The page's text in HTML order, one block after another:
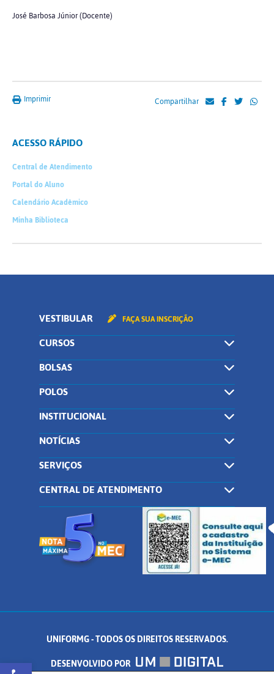
José Barbosa Júnior (Docente)
Imprimir Compartilhar
ACESSO RÁPIDO
Central de Atendimento
Portal do Aluno
Calendário Acadêmico
Minha Biblioteca
VESTIBULAR FAÇA SUA INSCRIÇÃO
CURSOS
BOLSAS
POLOS
INSTITUCIONAL
NOTÍCIAS
SERVIÇOS
CENTRAL DE ATENDIMENTO
UNIFORMG - TODOS OS DIREITOS RESERVADOS.
DESENVOLVIDO POR